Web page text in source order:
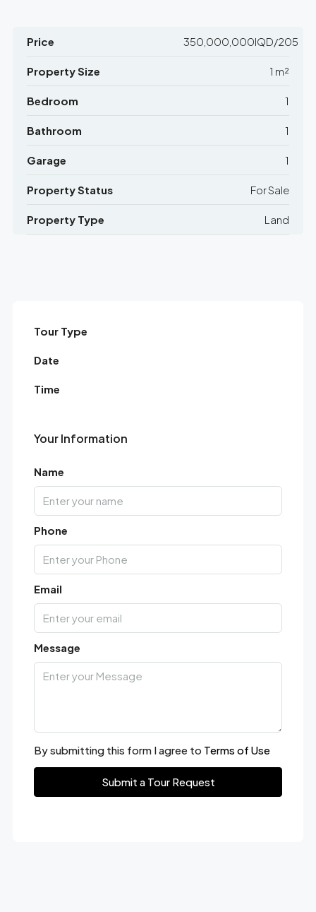
Price 350,000,000IQD/205
Property Size 1 m²
Bedroom 1
Bathroom 1
Garage 1
Property Status For Sale
Property Type Land
Tour Type
Date
Time
Your Information
Name
Phone
Email
Message
By submitting this form I agree to Terms of Use
Submit a Tour Request